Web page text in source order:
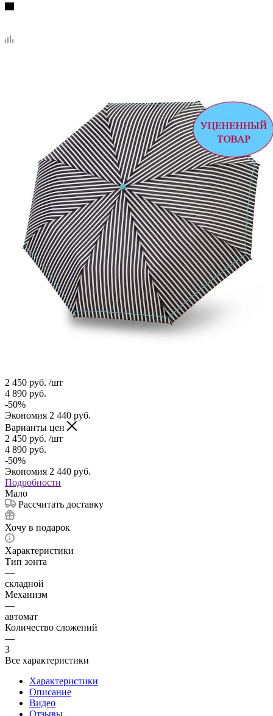
2 450 руб. /шт
4 890 руб.
-50%
Экономия 2 440 руб.
Варианты цен
2 450 руб. /шт
4 890 руб.
-50%
Экономия 2 440 руб.
Подробности
Мало
Рассчитать доставку
Хочу в подарок
Характеристики
Тип зонта
—
складной
Механизм
—
автомат
Количество сложений
—
3
Все характеристики
Характеристики
Описание
Видео
Отзывы